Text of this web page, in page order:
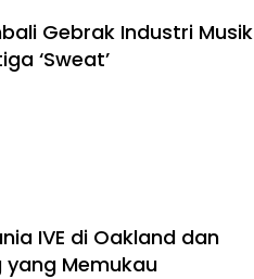
Gebrak Industri Musik
‘Sweat’
IVE di Oakland dan
yang Memukau